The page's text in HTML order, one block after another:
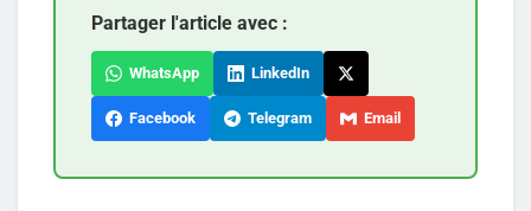
Partager l'article avec :
WhatsApp LinkedIn
Facebook Telegram Email